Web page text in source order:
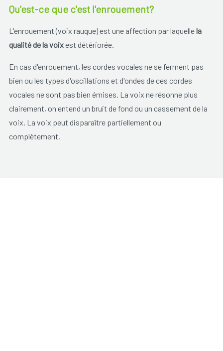
Qu'est-ce que c'est l'enrouement?
L'enrouement (voix rauque) est une affection par laquellela
qualité de la voixest détériorée.
En cas d'enrouement, les cordes vocales ne se ferment pas
bien ou les types d'oscillations et d'ondes de ces cordes
vocales ne sont pas bien émises. La voix ne résonne plus
clairement, on entend un bruit de fond ou un cassement de la
voix. La voix peut disparaître partiellement ou
complètement.